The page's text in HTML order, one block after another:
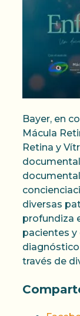
Bayer, en
Mácula
Retina y
documental
diversas
profundiza
pacientes
través de